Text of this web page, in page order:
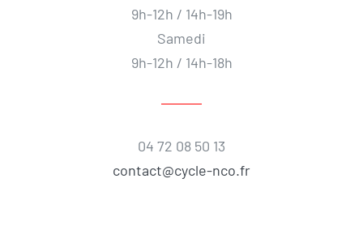
9h-12h / 14h-19h
Samedi
9h-12h / 14h-18h
04 72 08 50 13
contact@cycle-nco.fr